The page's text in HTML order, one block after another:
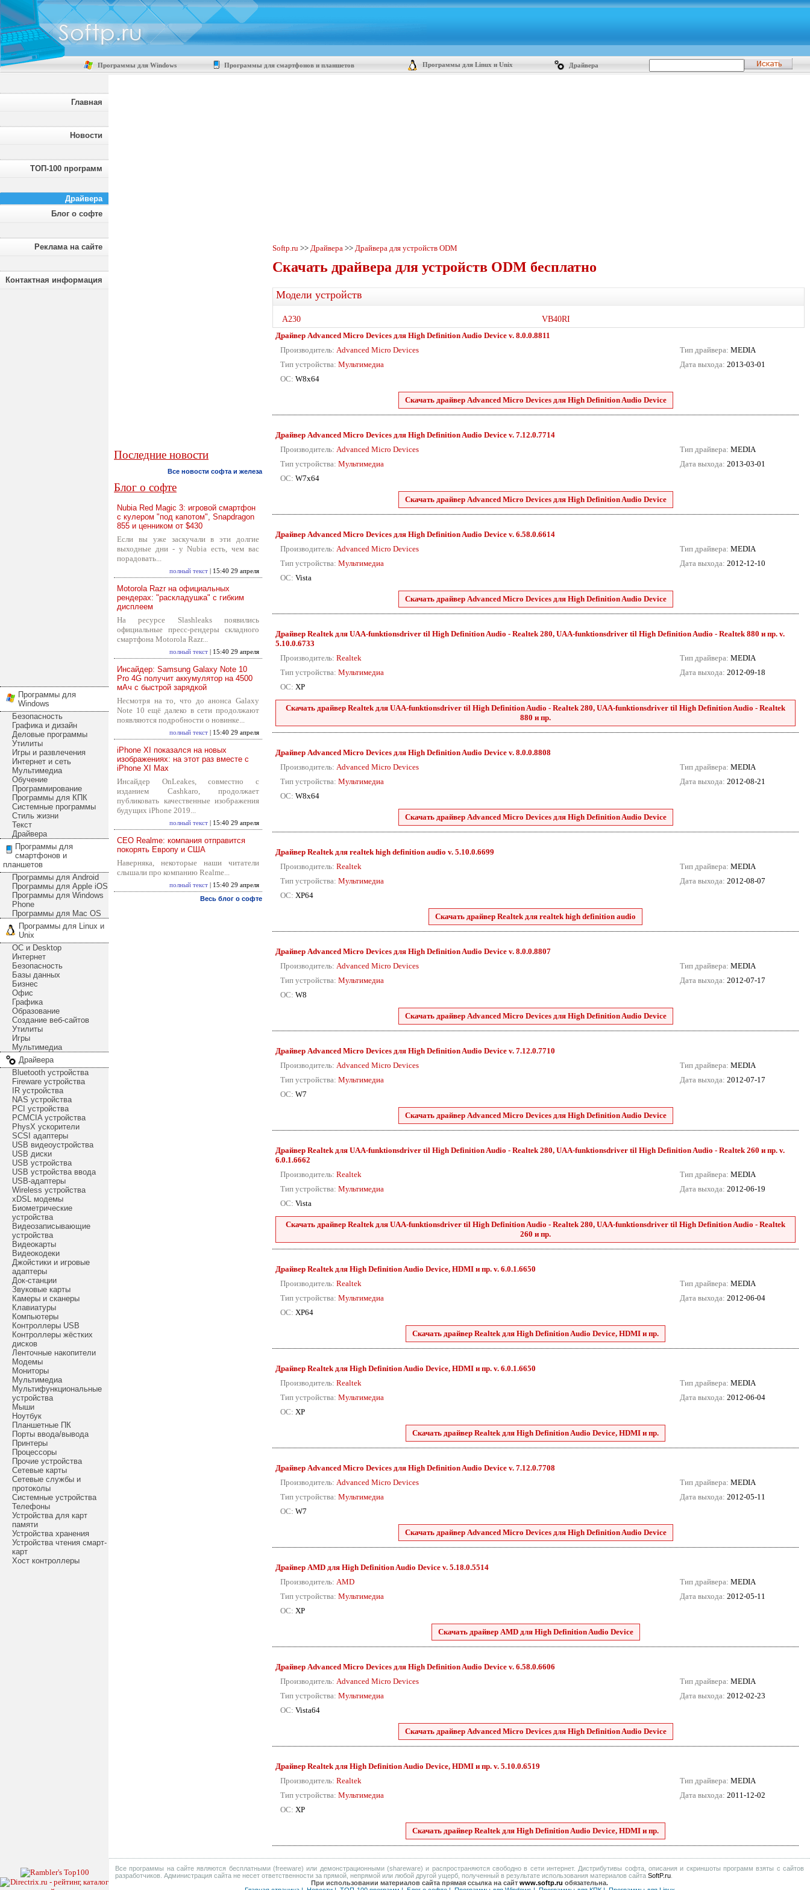
Программы для Windows Программы для смартфонов и планшетов Программы для Linux и Unix Драйвера
Главная
Новости
ТОП-100 программ
Драйвера
Блог о софте
Реклама на сайте
Контактная информация
Программы для
Windows
Безопасность
Графика и дизайн
Деловые программы
Утилиты
Игры и развлечения
Интернет и сеть
Мультимедиа
Обучение
Программирование
Программы для КПК
Системные программы
Стиль жизни
Текст
Драйвера
Программы для
смартфонов и
планшетов
Программы для Android
Программы для Apple iOS
Программы для Windows
Phone
Программы для Mac OS
Программы для Linux и
Unix
ОС и Desktop
Интернет
Безопасность
Базы данных
Бизнес
Офис
Графика
Образование
Создание веб-сайтов
Утилиты
Игры
Мультимедиа
Драйвера
Bluetooth устройства
Fireware устройства
IR устройства
NAS устройства
PCI устройства
PCMCIA устройства
PhysX ускорители
SCSI адаптеры
USB видеоустройства
USB диски
USB устройства
USB устройства ввода
USB-адаптеры
Wireless устройства
xDSL модемы
Биометрические
устройства
Видеозаписывающие
устройства
Видеокарты
Видеокодеки
Джойстики и игровые
адаптеры
Док-станции
Звуковые карты
Камеры и сканеры
Клавиатуры
Компьютеры
Контроллеры USB
Контроллеры жёстких
дисков
Ленточные накопители
Модемы
Мониторы
Мультимедиа
Мультифункциональные
устройства
Мыши
Ноутбук
Планшетные ПК
Порты ввода/вывода
Принтеры
Процессоры
Прочие устройства
Сетевые карты
Сетевые службы и
протоколы
Системные устройства
Телефоны
Устройства для карт
памяти
Устройства хранения
Устройства чтения смарт-
карт
Хост контроллеры
Последние новости
Все новости софта и железа
Блог о софте
Nubia Red Magic 3: игровой смартфон
с кулером "под капотом", Snapdragon
855 и ценником от $430
Если вы уже заскучали в эти долгие
выходные дни - у Nubia есть, чем вас
порадовать...
полный текст | 15:40 29 апреля
Motorola Razr на официальных
рендерах: "раскладушка" с гибким
дисплеем
На ресурсе Slashleaks появились
официальные пресс-рендеры складного
смартфона Motorola Razr...
полный текст | 15:40 29 апреля
Инсайдер: Samsung Galaxy Note 10
Pro 4G получит аккумулятор на 4500
мАч с быстрой зарядкой
Несмотря на то, что до анонса Galaxy
Note 10 ещё далеко в сети продолжают
появляются подробности о новинке...
полный текст | 15:40 29 апреля
iPhone XI показался на новых
изображениях: на этот раз вместе с
iPhone XI Max
Инсайдер OnLeakes, совместно с
изданием Cashkaro, продолжает
публиковать качественные изображения
будущих iPhone 2019...
полный текст | 15:40 29 апреля
CEO Realme: компания отправится
покорять Европу и США
Наверняка, некоторые наши читатели
слышали про компанию Realme...
полный текст | 15:40 29 апреля
Весь блог о софте
Softp.ru >> Драйвера >> Драйвера для устройств ODM
Скачать драйвера для устройств ODM бесплатно
Модели устройств
A230
VB40RI
Драйвер Advanced Micro Devices для High Definition Audio Device v. 8.0.0.8811
Производитель: Advanced Micro Devices
Тип устройства: Мультимедиа
ОС: W8x64
Тип драйвера: MEDIA
Дата выхода: 2013-03-01
Скачать драйвер Advanced Micro Devices для High Definition Audio Device
Драйвер Advanced Micro Devices для High Definition Audio Device v. 7.12.0.7714
Производитель: Advanced Micro Devices
Тип устройства: Мультимедиа
ОС: W7x64
Тип драйвера: MEDIA
Дата выхода: 2013-03-01
Скачать драйвер Advanced Micro Devices для High Definition Audio Device
Драйвер Advanced Micro Devices для High Definition Audio Device v. 6.58.0.6614
Производитель: Advanced Micro Devices
Тип устройства: Мультимедиа
ОС: Vista
Тип драйвера: MEDIA
Дата выхода: 2012-12-10
Скачать драйвер Advanced Micro Devices для High Definition Audio Device
Драйвер Realtek для UAA-funktionsdriver til High Definition Audio - Realtek 280, UAA-funktionsdriver til High Definition Audio - Realtek 880 и пр. v.
5.10.0.6733
Производитель: Realtek
Тип устройства: Мультимедиа
ОС: XP
Тип драйвера: MEDIA
Дата выхода: 2012-09-18
Скачать драйвер Realtek для UAA-funktionsdriver til High Definition Audio - Realtek 280, UAA-funktionsdriver til High Definition Audio - Realtek
880 и пр.
Драйвер Advanced Micro Devices для High Definition Audio Device v. 8.0.0.8808
Производитель: Advanced Micro Devices
Тип устройства: Мультимедиа
ОС: W8x64
Тип драйвера: MEDIA
Дата выхода: 2012-08-21
Скачать драйвер Advanced Micro Devices для High Definition Audio Device
Драйвер Realtek для realtek high definition audio v. 5.10.0.6699
Производитель: Realtek
Тип устройства: Мультимедиа
ОС: XP64
Тип драйвера: MEDIA
Дата выхода: 2012-08-07
Скачать драйвер Realtek для realtek high definition audio
Драйвер Advanced Micro Devices для High Definition Audio Device v. 8.0.0.8807
Производитель: Advanced Micro Devices
Тип устройства: Мультимедиа
ОС: W8
Тип драйвера: MEDIA
Дата выхода: 2012-07-17
Скачать драйвер Advanced Micro Devices для High Definition Audio Device
Драйвер Advanced Micro Devices для High Definition Audio Device v. 7.12.0.7710
Производитель: Advanced Micro Devices
Тип устройства: Мультимедиа
ОС: W7
Тип драйвера: MEDIA
Дата выхода: 2012-07-17
Скачать драйвер Advanced Micro Devices для High Definition Audio Device
Драйвер Realtek для UAA-funktionsdriver til High Definition Audio - Realtek 280, UAA-funktionsdriver til High Definition Audio - Realtek 260 и пр. v.
6.0.1.6662
Производитель: Realtek
Тип устройства: Мультимедиа
ОС: Vista
Тип драйвера: MEDIA
Дата выхода: 2012-06-19
Скачать драйвер Realtek для UAA-funktionsdriver til High Definition Audio - Realtek 280, UAA-funktionsdriver til High Definition Audio - Realtek
260 и пр.
Драйвер Realtek для High Definition Audio Device, HDMI и пр. v. 6.0.1.6650
Производитель: Realtek
Тип устройства: Мультимедиа
ОС: XP64
Тип драйвера: MEDIA
Дата выхода: 2012-06-04
Скачать драйвер Realtek для High Definition Audio Device, HDMI и пр.
Драйвер Realtek для High Definition Audio Device, HDMI и пр. v. 6.0.1.6650
Производитель: Realtek
Тип устройства: Мультимедиа
ОС: XP
Тип драйвера: MEDIA
Дата выхода: 2012-06-04
Скачать драйвер Realtek для High Definition Audio Device, HDMI и пр.
Драйвер Advanced Micro Devices для High Definition Audio Device v. 7.12.0.7708
Производитель: Advanced Micro Devices
Тип устройства: Мультимедиа
ОС: W7
Тип драйвера: MEDIA
Дата выхода: 2012-05-11
Скачать драйвер Advanced Micro Devices для High Definition Audio Device
Драйвер AMD для High Definition Audio Device v. 5.18.0.5514
Производитель: AMD
Тип устройства: Мультимедиа
ОС: XP
Тип драйвера: MEDIA
Дата выхода: 2012-05-11
Скачать драйвер AMD для High Definition Audio Device
Драйвер Advanced Micro Devices для High Definition Audio Device v. 6.58.0.6606
Производитель: Advanced Micro Devices
Тип устройства: Мультимедиа
ОС: Vista64
Тип драйвера: MEDIA
Дата выхода: 2012-02-23
Скачать драйвер Advanced Micro Devices для High Definition Audio Device
Драйвер Realtek для High Definition Audio Device, HDMI и пр. v. 5.10.0.6519
Производитель: Realtek
Тип устройства: Мультимедиа
ОС: XP
Тип драйвера: MEDIA
Дата выхода: 2011-12-02
Скачать драйвер Realtek для High Definition Audio Device, HDMI и пр.
Все программы на сайте являются бесплатными (freeware) или демонстрационными (shareware) и распространяются свободно в сети интернет. Дистрибутивы софта, описания и скриншоты программ взяты с сайтов
разработчиков. Администрация сайта не несет ответственности за прямой, непрямой или любой другой ущерб, полученный в результате использования материалов сайта SoftP.ru
При использовании материалов сайта прямая ссылка на сайт www.softp.ru обязательна.